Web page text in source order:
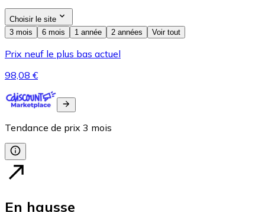
Choisir le site
3 mois
6 mois 1 année 2 années Voir tout
Prix neuf le plus bas actuel
98,08 €
Tendance de prix 3 mois
En hausse